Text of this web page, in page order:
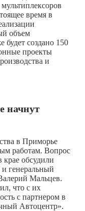
время в
объем
создано 150
проекты
и
начнут
в Приморье
работам. Вопрос
крае обсудили
генеральный
Мальцев.
что с их
с партнером в
Автоцентр».